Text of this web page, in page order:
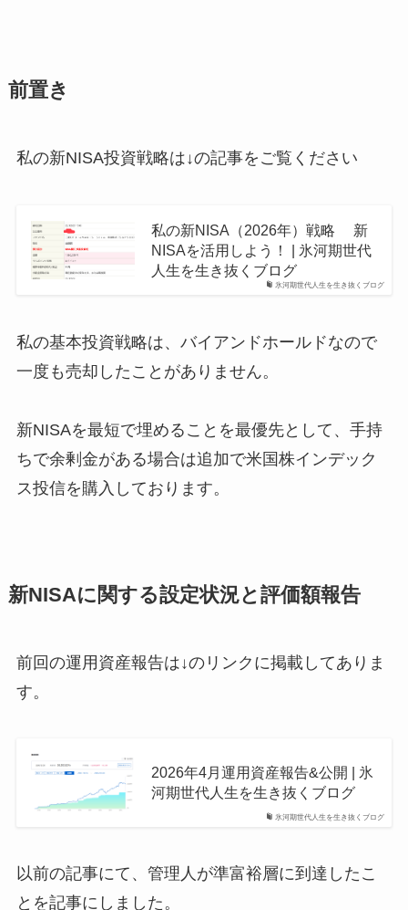
前置き
私の新NISA投資戦略は↓の記事をご覧ください
氷河期世代人生を生き抜くブログ
私の新NISA（2026年）戦略 新
NISAを活用しよう！ | 氷河期世代
人生を生き抜くブログ
私の基本投資戦略は、バイアンドホールドなので
一度も売却したことがありません。
新NISAを最短で埋めることを最優先として、手持
ちで余剰金がある場合は追加で米国株インデック
ス投信を購入しております。
新NISAに関する設定状況と評価額報告
前回の運用資産報告は↓のリンクに掲載してありま
す。
氷河期世代人生を生き抜くブログ
2026年4月運用資産報告&公開 | 氷
河期世代人生を生き抜くブログ
以前の記事にて、管理人が準富裕層に到達したこ
とを記事にしました。